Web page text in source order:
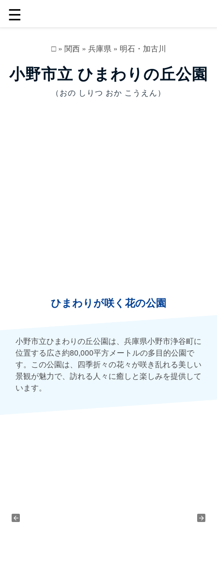
☰
□» 関西» 兵庫県» 明石・加古川
小野市立 ひまわりの丘公園
（おの しりつ おか こうえん）
ひまわりが咲く花の公園
小野市立ひまわりの丘公園は、兵庫県小野市浄谷町に
位置する広さ約80,000平方メートルの多目的公園で
す。この公園は、四季折々の花々が咲き乱れる美しい
景観が魅力で、訪れる人々に癒しと楽しみを提供して
います。